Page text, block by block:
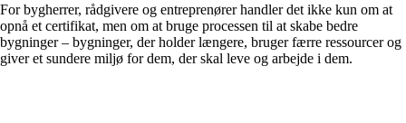
For bygherrer, rådgivere og entreprenører handler det ikke kun om at
opnå et certifikat, men om at bruge processen til at skabe bedre
bygninger – bygninger, der holder længere, bruger færre ressourcer og
giver et sundere miljø for dem, der skal leve og arbejde i dem.